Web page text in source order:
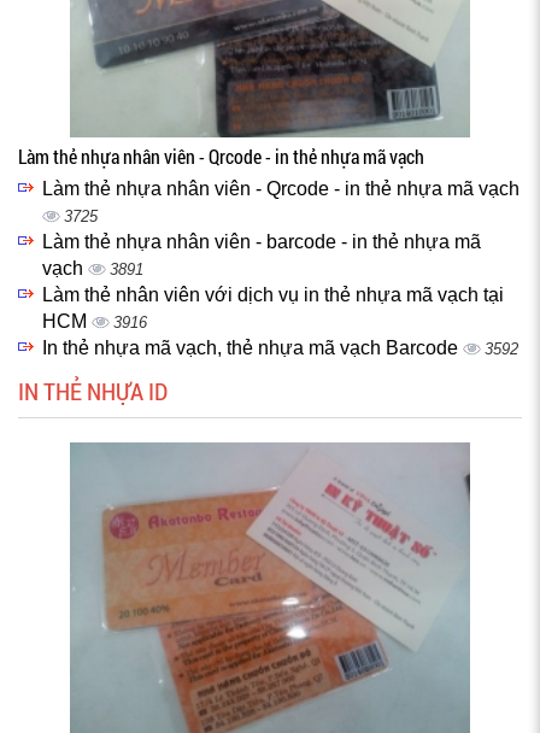
Làm thẻ nhựa nhân viên - Qrcode - in thẻ nhựa mã vạch
Làm thẻ nhựa nhân viên - Qrcode - in thẻ nhựa mã vạch
3725
Làm thẻ nhựa nhân viên - barcode - in thẻ nhựa mã
vạch
3891
Làm thẻ nhân viên với dịch vụ in thẻ nhựa mã vạch tại
HCM
3916
In thẻ nhựa mã vạch, thẻ nhựa mã vạch Barcode 3592
IN THẺ NHỰA ID